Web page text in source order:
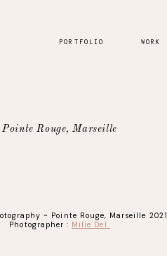
PORTFOLIO WORK
Pointe Rouge, Marseille
~ Pointe Rouge, Marseille 2021
Photographer : Milie Del